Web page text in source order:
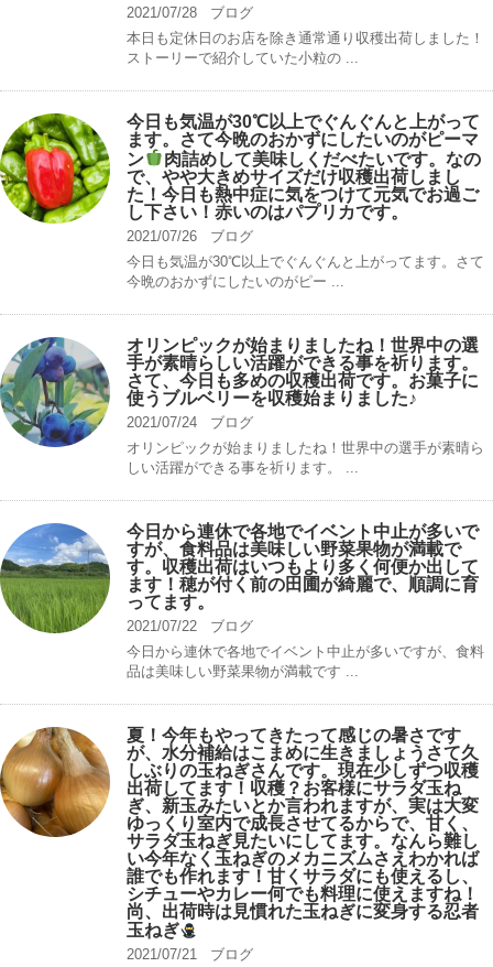
2021/07/28
ブログ
本日も定休日のお店を除き通常通り収穫出荷しました！
ストーリーで紹介していた小粒の ...
今日も気温が30℃以上でぐんぐんと上がって
ます。さて今晩のおかずにしたいのがピーマ
ン
肉詰めして美味しくだべたいです。なの
で、やや大きめサイズだけ収穫出荷しまし
た！今日も熱中症に気をつけて元気でお過ご
し下さい！赤いのはパプリカです。
2021/07/26
ブログ
今日も気温が30℃以上でぐんぐんと上がってます。さて
今晩のおかずにしたいのがピー ...
オリンピックが始まりましたね！世界中の選
手が素晴らしい活躍ができる事を祈ります。
さて、今日も多めの収穫出荷です。お菓子に
使うブルベリーを収穫始まりました♪
2021/07/24
ブログ
オリンピックが始まりましたね！世界中の選手が素晴ら
しい活躍ができる事を祈ります。 ...
今日から連休で各地でイベント中止が多いで
すが、食料品は美味しい野菜果物が満載で
す。収穫出荷はいつもより多く何便か出して
ます！穂が付く前の田圃が綺麗で、順調に育
ってます。
2021/07/22
ブログ
今日から連休で各地でイベント中止が多いですが、食料
品は美味しい野菜果物が満載です ...
夏！今年もやってきたって感じの暑さです
が、水分補給はこまめに生きましょうさて久
しぶりの玉ねぎさんです。現在少しずつ収穫
出荷してます！収穫？お客様にサラダ玉ね
ぎ、新玉みたいとか言われますが、実は大変
ゆっくり室内で成長させてるからで、甘く、
サラダ玉ねぎ見たいにしてます。なんら難し
い今年なく玉ねぎのメカニズムさえわかれば
誰でも作れます！甘くサラダにも使えるし、
シチューやカレー何でも料理に使えますね！
尚、出荷時は見慣れた玉ねぎに変身する忍者
玉ねぎ
2021/07/21 ブログ